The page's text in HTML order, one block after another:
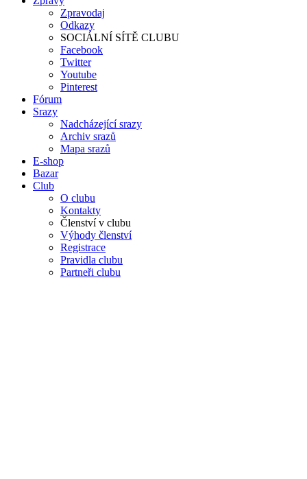
Zpravodaj
Odkazy
SOCIÁLNÍ SÍTĚ CLUBU
Facebook
Twitter
Youtube
Pinterest
Fórum
Srazy
Nadcházející srazy
Archiv srazů
Mapa srazů
E-shop
Bazar
Club
O clubu
Kontakty
Členství v clubu
Výhody členství
Registrace
Pravidla clubu
Partneři clubu